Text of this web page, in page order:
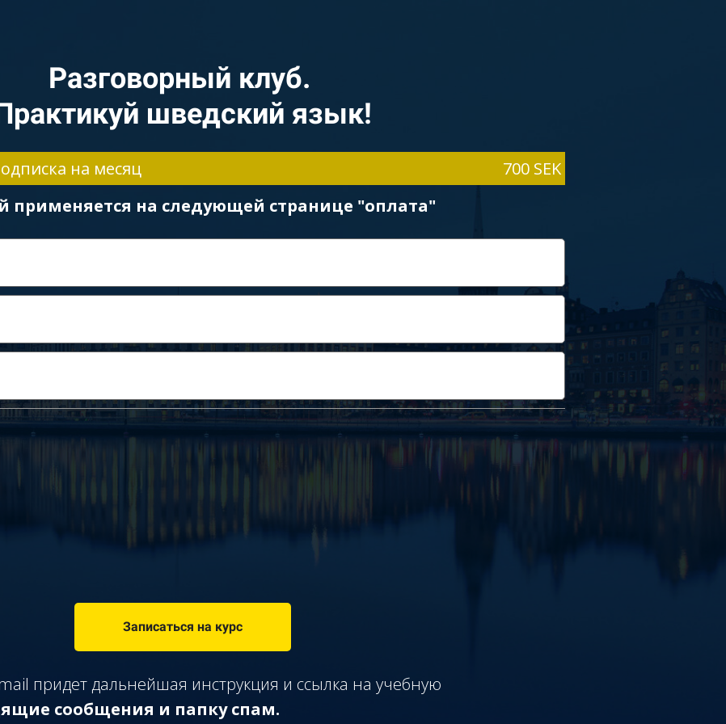
Разговорный клуб.
шведский язык!
на месяц
700 SEK
применяется на следующей странице "оплата"
Записаться на курс
придет дальнейшая инструкция и ссылка на учебную
сообщения и папку спам.